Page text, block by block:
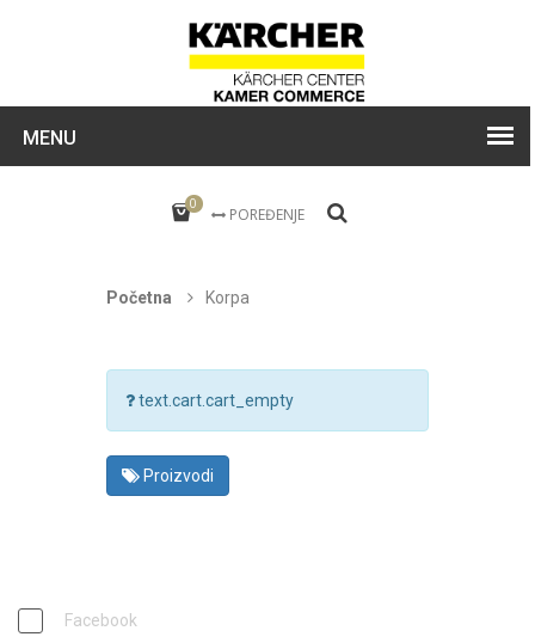
MENU
0
POREĐENJE
Početna Korpa
text.cart.cart_empty
Proizvodi
Facebook